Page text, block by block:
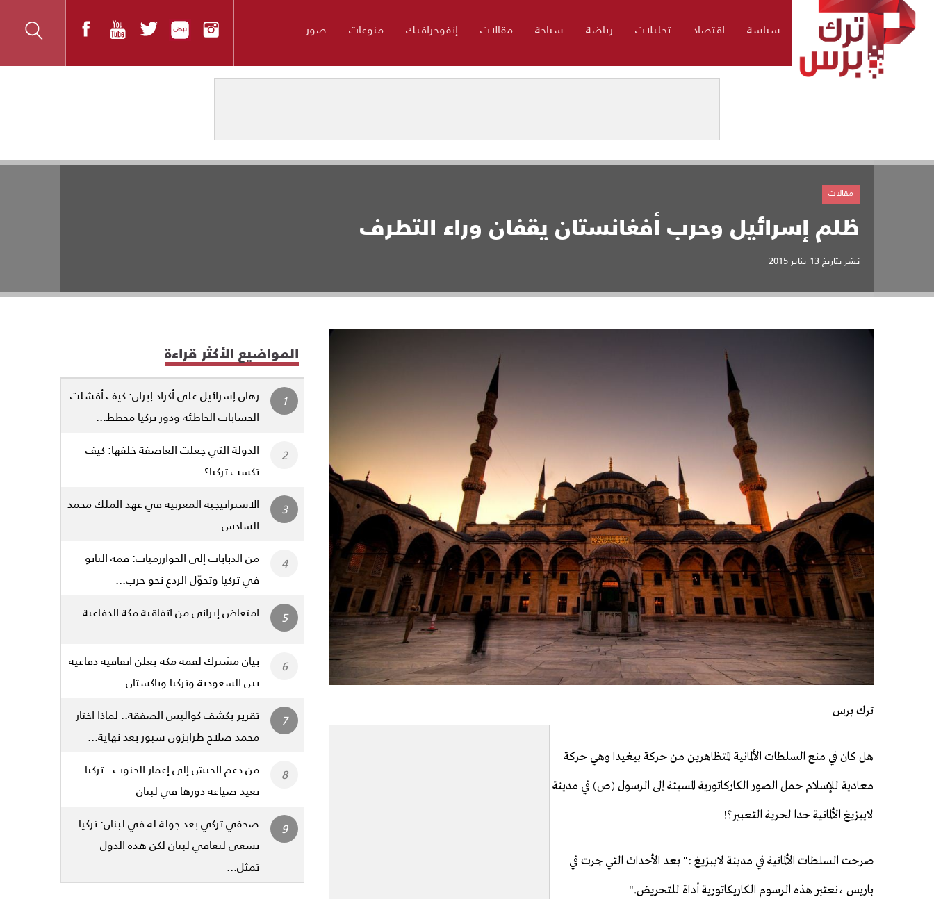
سياسة اقتصاد تحليلات رياضة سياحة مقالات إنفوجرافيك منوعات صور
ظلم إسرائيل وحرب أفغانستان يقفان وراء التطرف
نشر بتاريخ13 يناير 2015
مقالات
ترك برس
هل كان في منع السلطات الألمانية المتظاهرين من حركة بيغيدا وهي حركة
معادية للإسلام حمل الصور الكاركاتورية المسيئة إلى الرسول (ص) في مدينة
لايبزيغ الألمانية حدا لحرية التعبير؟!
صرحت السلطات الألمانية في مدينة لايبزيغ :" بعد الأحداث التي جرت في
باريس ،نعتبر هذه الرسوم الكاريكاتورية أداة للتحريض."
المواضيع الأكثر قراءة
رهان إسرائيل على أكراد إيران: كيف أفشلت
الحسابات الخاطئة ودور تركيا مخطط...
الدولة التي جعلت العاصفة خلفها: كيف
تكسب تركيا؟
الاستراتيجية المغربية في عهد الملك محمد
السادس
من الدبابات إلى الخوارزميات: قمة الناتو
في تركيا وتحوّل الردع نحو حرب...
امتعاض إيراني من اتفاقية مكة الدفاعية
بيان مشترك لقمة مكة يعلن اتفاقية دفاعية
بين السعودية وتركيا وباكستان
تقرير يكشف كواليس الصفقة.. لماذا اختار
محمد صلاح طرابزون سبور بعد نهاية...
من دعم الجيش إلى إعمار الجنوب.. تركيا
تعيد صياغة دورها في لبنان
صحفي تركي بعد جولة له في لبنان: تركيا
تسعى لتعافي لبنان لكن هذه الدول
تمثل...